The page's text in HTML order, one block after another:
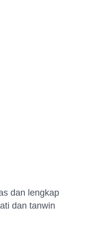
dan lengkap
dan tanwin